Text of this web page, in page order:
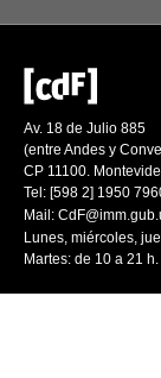
Av. 18 de Julio 885
(entre Andes y
CP 11100.
Tel: [598 2] 1950
Mail:
Lunes, miércoles,
Martes: de 10 a 21